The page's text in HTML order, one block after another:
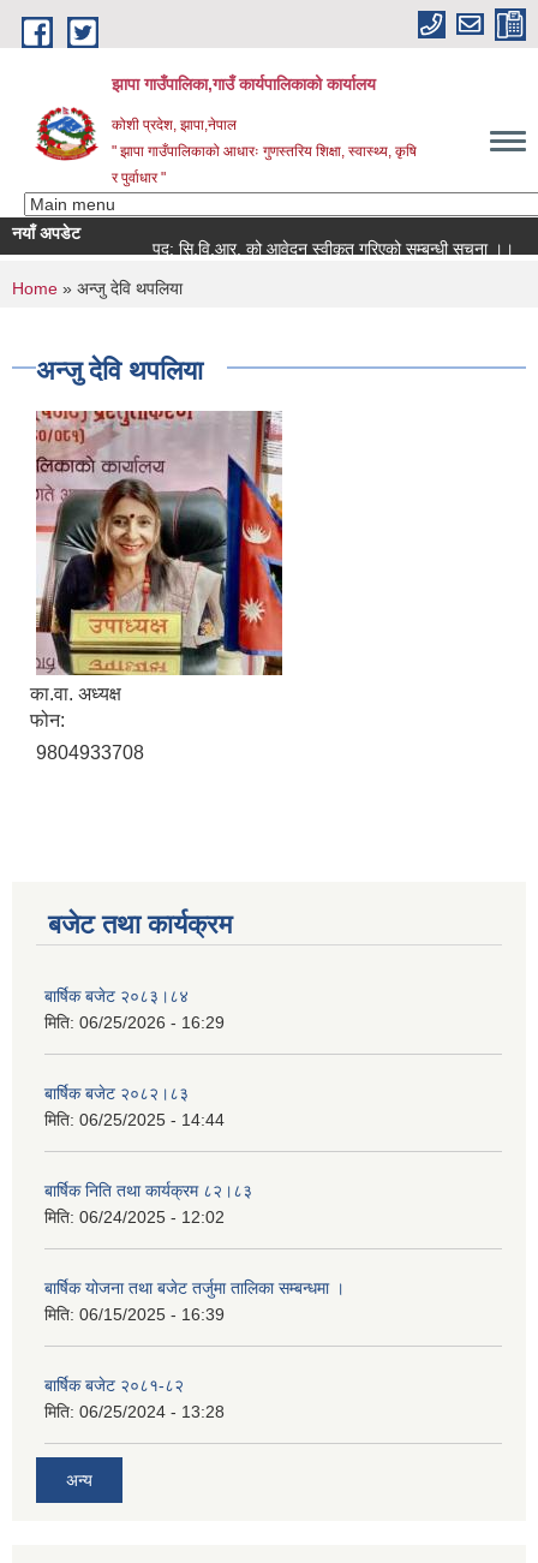
Skip to main content
झापा गाउँपालिका,गाउँ कार्यपालिकाको कार्यालय
कोशी प्रदेश, झापा,नेपाल
" झापा गाउँपालिकाको आधारः गुणस्तरिय शिक्षा, स्वास्थ्य, कृषि
र पुर्वाधार "
नयाँ अपडेट
पद: सि.वि.आर. को आवेदन स्वीकृत गरिएको सम्बन्धी सूचना ।।
You are here
Home » अन्जु देवि थपलिया
अन्जु देवि थपलिया
का.वा. अध्यक्ष
फोन:
9804933708
बजेट तथा कार्यक्रम
बार्षिक बजेट २०८३।८४
मिति: 06/25/2026 - 16:29
बार्षिक बजेट २०८२।८३
मिति: 06/25/2025 - 14:44
बार्षिक निति तथा कार्यक्रम ८२।८३
मिति: 06/24/2025 - 12:02
बार्षिक योजना तथा बजेट तर्जुमा तालिका सम्बन्धमा ।
मिति: 06/15/2025 - 16:39
बार्षिक बजेट २०८१-८२
मिति: 06/25/2024 - 13:28
अन्य